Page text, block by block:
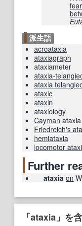
派生語
acroataxia
ataxiagraph
ataxiameter
ataxia-
ataxia
ataxic
ataxin
ataxiology
Cayman ataxia
Friedreich's
hemiataxia
locomotor
Further
ataxia on
「ataxia」を